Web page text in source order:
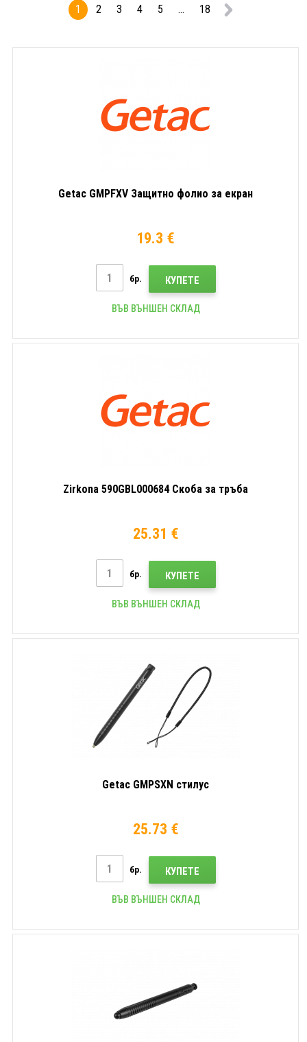
1 2 3 4 5 ... 18
Getac GMPFXV Защитно фолио за екран
19.3 €
бр. КУПЕТЕ
ВЪВ ВЪНШЕН СКЛАД
Zirkona 590GBL000684 Скоба за тръба
25.31 €
бр. КУПЕТЕ
ВЪВ ВЪНШЕН СКЛАД
Getac GMPSXN стилус
25.73 €
бр. КУПЕТЕ
ВЪВ ВЪНШЕН СКЛАД